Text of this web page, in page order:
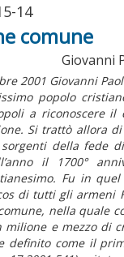
14
comune
Giovanni
2001 Giovanni
popolo
a riconoscere il
Si trattò allora
della fede
il 1700°
Fu in
di tutti gli armeni
nella quale
milione e mezzo di
definito come il